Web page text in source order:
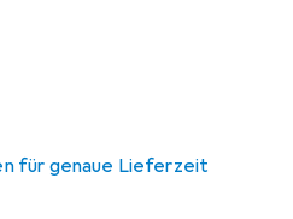
für genaue Lieferzeit